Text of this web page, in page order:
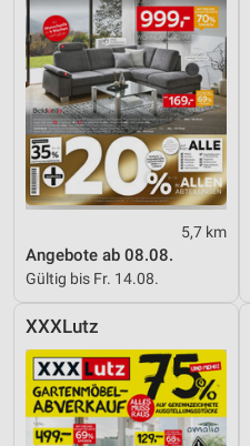
5,7 km
Angebote ab 08.08.
Gültig bis Fr. 14.08.
XXXLutz